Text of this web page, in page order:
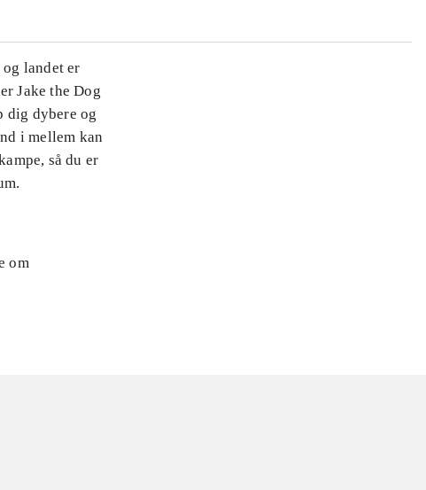
landet er
Jake the Dog
dig dybere og
i mellem kan
så du er
om